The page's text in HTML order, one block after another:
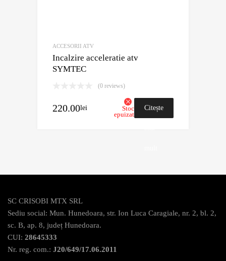
ACCESORII ATV
Incalzire acceleratie atv
SYMTEC
(0 reviews)
220.00lei
Stoc
epuizat
Citește
SC CRISOBI MTX SRL
Sediu social: Mun. Hunedoara, str. Ion Luca Caragiale, nr. 2, bl. 2,
sc. B, ap. 8, județ Hunedoara.
CUI: 28645333
Nr. reg. com.: J20/649/17.06.2011